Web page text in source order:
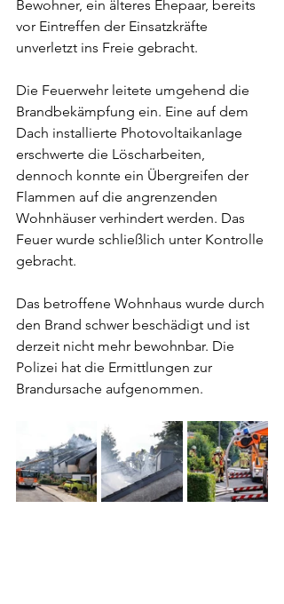
Bewohner, ein älteres Ehepaar, bereits
vor Eintreffen der Einsatzkräfte
unverletzt ins Freie gebracht.
Die Feuerwehr leitete umgehend die
Brandbekämpfung ein. Eine auf dem
Dach installierte Photovoltaikanlage
erschwerte die Löscharbeiten,
dennoch konnte ein Übergreifen der
Flammen auf die angrenzenden
Wohnhäuser verhindert werden. Das
Feuer wurde schließlich unter Kontrolle
gebracht.
Das betroffene Wohnhaus wurde durch
den Brand schwer beschädigt und ist
derzeit nicht mehr bewohnbar. Die
Polizei hat die Ermittlungen zur
Brandursache aufgenommen.